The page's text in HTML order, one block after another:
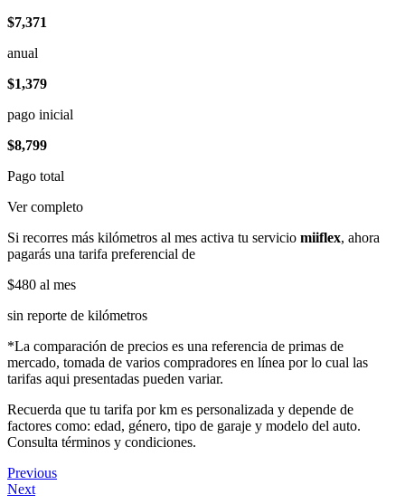
$7,371
anual
$1,379
pago inicial
$8,799
Pago total
Ver completo
Si recorres más kilómetros al mes activa tu servicio miiflex, ahora
pagarás una tarifa preferencial de
$480 al mes
sin reporte de kilómetros
*La comparación de precios es una referencia de primas de
mercado, tomada de varios compradores en línea por lo cual las
tarifas aqui presentadas pueden variar.
Recuerda que tu tarifa por km es personalizada y depende de
factores como: edad, género, tipo de garaje y modelo del auto.
Consulta términos y condiciones.
Previous
Next